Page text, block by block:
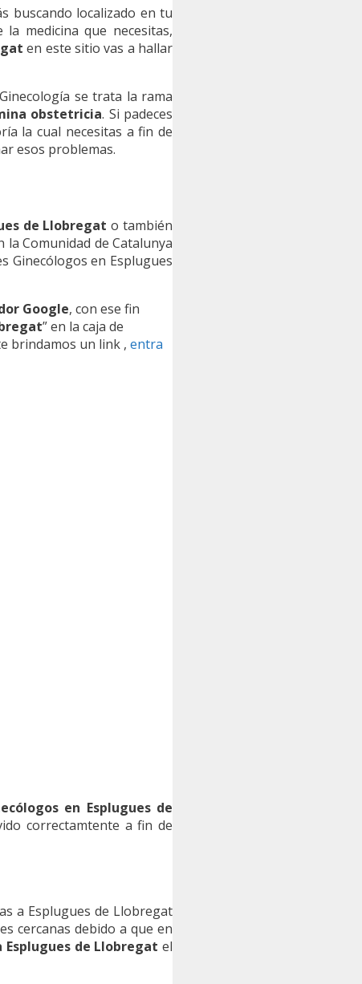
buscando localizado en tu
medicina que necesitas,
en este sitio vas a hallar
se trata la rama
obstetricia. Si padeces
la cual necesitas a fin de
esos problemas.
de Llobregat o también
la Comunidad de Catalunya
Ginecólogos en Esplugues
Google, con ese fin
” en la caja de
brindamos un link , entra
en Esplugues de
correctamtente a fin de
a Esplugues de Llobregat
cercanas debido a que en
Esplugues de Llobregat el